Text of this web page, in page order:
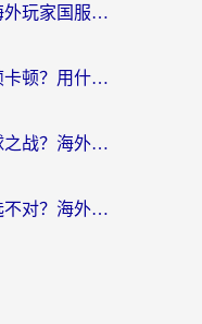
匈牙利怎么玩逐鹿九州？海外玩家国服游戏加速器终极指南（附永劫无间荣耀新三国解决方案）
海外玩决战！平安京总掉帧卡顿？用什么加速器比较好？实测指南来了
巴西怎么玩变形金刚：地球之战？海外玩家国服游戏加速终极指南（附新诛仙延迟密室逃脱18解决办法）
在国外最终幻想14加速器选不对？海外玩家的国服游戏加速避坑指南